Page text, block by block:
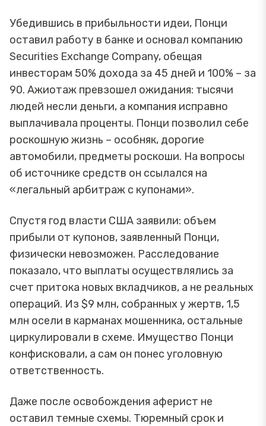
Убедившись в прибыльности идеи, Понци
оставил работу в банке и основал компанию
Securities Exchange Company, обещая
инвесторам 50% дохода за 45 дней и 100% – за
90. Ажиотаж превзошел ожидания: тысячи
людей несли деньги, а компания исправно
выплачивала проценты. Понци позволил себе
роскошную жизнь – особняк, дорогие
автомобили, предметы роскоши. На вопросы
об источнике средств он ссылался на
«легальный арбитраж с купонами».
Спустя год власти США заявили: объем
прибыли от купонов, заявленный Понци,
физически невозможен. Расследование
показало, что выплаты осуществлялись за
счет притока новых вкладчиков, а не реальных
операций. Из $9 млн, собранных у жертв, 1,5
млн осели в карманах мошенника, остальные
циркулировали в схеме. Имущество Понци
конфисковали, а сам он понес уголовную
ответственность.
Даже после освобождения аферист не
оставил темные схемы. Тюремный срок и